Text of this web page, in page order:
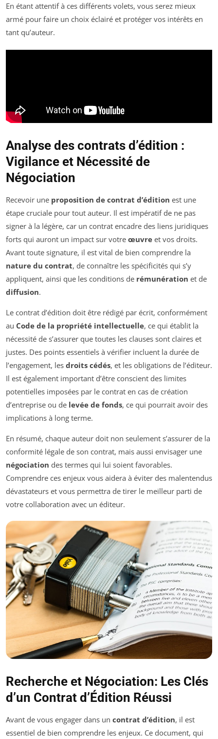
En étant attentif à ces différents volets, vous serez mieux
armé pour faire un choix éclairé et protéger vos intérêts en
tant qu’auteur.
Analyse des contrats d’édition :
Vigilance et Nécessité de
Négociation
Recevoir une proposition de contrat d’édition est une
étape cruciale pour tout auteur. Il est impératif de ne pas
signer à la légère, car un contrat encadre des liens juridiques
forts qui auront un impact sur votre œuvre et vos droits.
Avant toute signature, il est vital de bien comprendre la
nature du contrat, de connaître les spécificités qui s’y
appliquent, ainsi que les conditions de rémunération et de
diffusion.
Le contrat d’édition doit être rédigé par écrit, conformément
au Code de la propriété intellectuelle, ce qui établit la
nécessité de s’assurer que toutes les clauses sont claires et
justes. Des points essentiels à vérifier incluent la durée de
l’engagement, les droits cédés, et les obligations de l’éditeur.
Il est également important d’être conscient des limites
potentielles imposées par le contrat en cas de création
d’entreprise ou de levée de fonds, ce qui pourrait avoir des
implications à long terme.
En résumé, chaque auteur doit non seulement s’assurer de la
conformité légale de son contrat, mais aussi envisager une
négociation des termes qui lui soient favorables.
Comprendre ces enjeux vous aidera à éviter des malentendus
dévastateurs et vous permettra de tirer le meilleur parti de
votre collaboration avec un éditeur.
Recherche et Négociation: Les Clés
d’un Contrat d’Édition Réussi
Avant de vous engager dans un contrat d’édition, il est
essentiel de bien comprendre les enjeux. Ce document, qui